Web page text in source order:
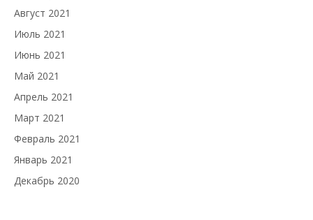
Август 2021
Июль 2021
Июнь 2021
Май 2021
Апрель 2021
Март 2021
Февраль 2021
Январь 2021
Декабрь 2020